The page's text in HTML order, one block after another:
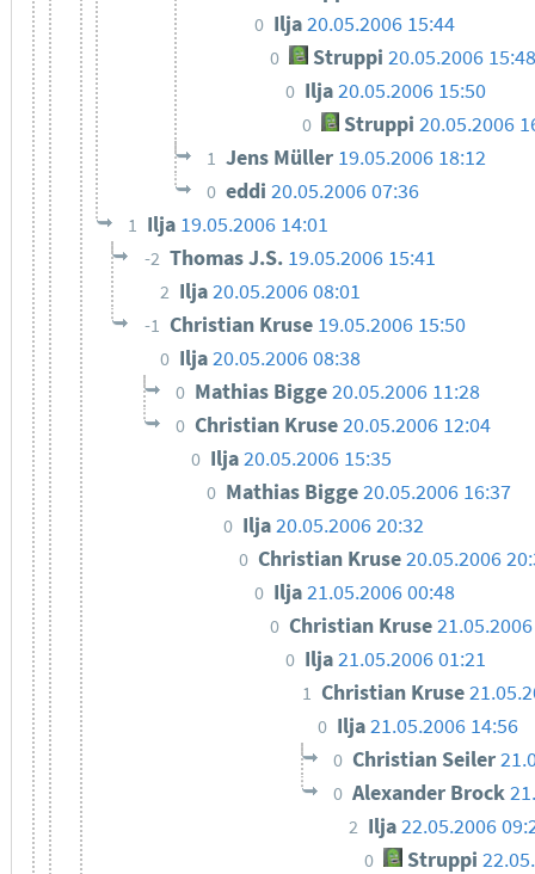
0 Ilja20.05.2006 15:44
0 Struppi 20.05.2006 15:48
0 Ilja20.05.2006 15:50
0 Struppi 20.05.2006
1 Jens Müller 19.05.2006 18:12
0 eddi20.05.2006 07:36
1 Ilja 19.05.2006 14:01
-2 Thomas J.S. 19.05.2006 15:41
2 Ilja20.05.2006 08:01
-1 Christian Kruse 19.05.2006 15:50
0 Ilja20.05.2006 08:38
0 Mathias Bigge20.05.2006 11:28
0 Christian Kruse20.05.2006 12:04
0 Ilja20.05.2006 15:35
0 Mathias Bigge20.05.2006 16:37
0 Ilja20.05.2006 20:32
0 Christian Kruse20.05.2006
0 Ilja21.05.2006 00:48
0 Christian Kruse
0 Ilja21.05.2006 01:21
1 Christian Kruse
0 Ilja21.05.2006 14:56
0 Christian Seiler
0 Alexander Brock
2 Ilja22.05.2006
0 Struppi